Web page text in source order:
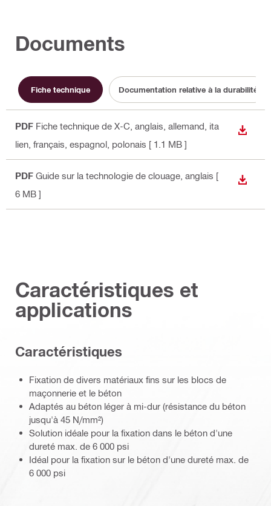
Documents
Fiche technique Documentation relative à la durabilité
PDF Fiche technique de X-C , anglais, allemand, ita
lien, français, espagnol, polonais [ 1.1 MB ]
PDF Guide sur la technologie de clouage , anglais [
6 MB ]
Caractéristiques et
applications
Caractéristiques
Fixation de divers matériaux fins sur les blocs de
maçonnerie et le béton
Adaptés au béton léger à mi-dur (résistance du béton
jusqu'à 45 N/mm²)
Solution idéale pour la fixation dans le béton d'une
dureté max. de 6 000 psi
Idéal pour la fixation sur le béton d'une dureté max. de
6 000 psi